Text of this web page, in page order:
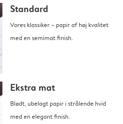
Standard
Vores klassiker – papir af høj kvalitet
med en semimat finish.
Ekstra mat
Blødt, ubelagt papir i strålende hvid
med en elegant finish.